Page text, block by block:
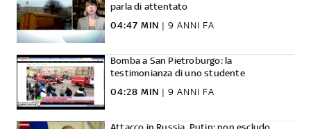
parla di attentato
04:47 MIN | 9 ANNI FA
Bomba a San Pietroburgo: la
testimonianza di uno studente
04:28 MIN | 9 ANNI FA